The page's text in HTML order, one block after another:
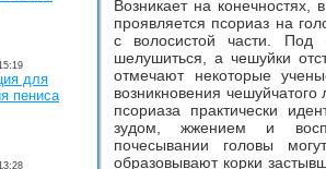
Возникает на конечностях,
проявляется псориаз на
с волосистой части.
шелушиться, а чешуйки
отмечают некоторые
возникновения
псориаза практически
зудом, жжением и
почесывании головы
образовывают корки
для
пениса